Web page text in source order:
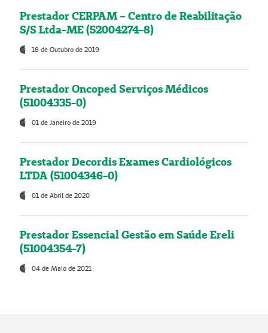
Prestador CERPAM – Centro de Reabilitação
S/S Ltda-ME (52004274-8)
18 de Outubro de 2019
Prestador Oncoped Serviços Médicos
(51004335-0)
01 de Janeiro de 2019
Prestador Decordis Exames Cardiológicos
LTDA (51004346-0)
01 de Abril de 2020
Prestador Essencial Gestão em Saúde Ereli
(51004354-7)
04 de Maio de 2021